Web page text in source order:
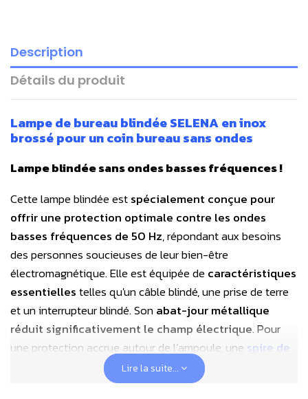
Description
Détails du produit
Lampe de bureau blindée SELENA en inox
brossé pour un coin bureau sans ondes
Lampe blindée sans ondes basses fréquences !
Cette lampe blindée estspécialement conçue pour
offrir une protection optimale contre les ondes
basses fréquences de 50 Hz, répondant aux besoins
des personnes soucieuses de leur bien-être
électromagnétique. Elle est équipée decaractéristiques
essentiellestelles qu'un câble blindé, une prise de terre
et un interrupteur blindé. Sonabat-jour métallique
réduit significativement le champ électrique. Pour
une protection accrue autour de l’ampoule, une spire de
blindage E27 en inox est disponible en option
complètement le champ électrique à proximité de celle-ci.
Lire la suite...